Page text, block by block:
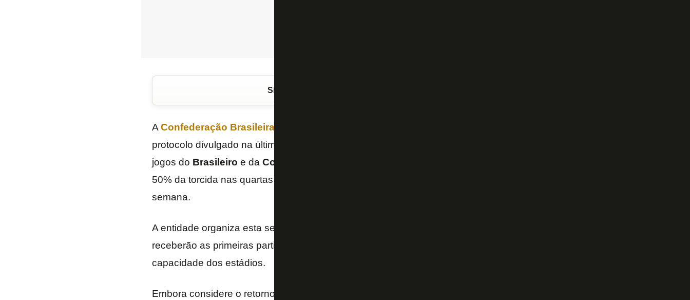
Siga o FogãoNET
AConfederação Brasileira de Futebol (CBF)
protocolo divulgado na última sexta-feira, com as regras para a volta do público aos
jogos do Brasileiro e da Copa do Brasi
50% da torcida nas quartas de final do torneio mata-mata, que começam na próxima
semana.
A entidade organiza esta semana reuniões com os comitês científicos das cidades que
receberão as primeiras partidas, além dos clubes envolvidos, para deliberar sobre a
capacidade dos estádios.
Embora considere o retorno viável em um projeto piloto, a